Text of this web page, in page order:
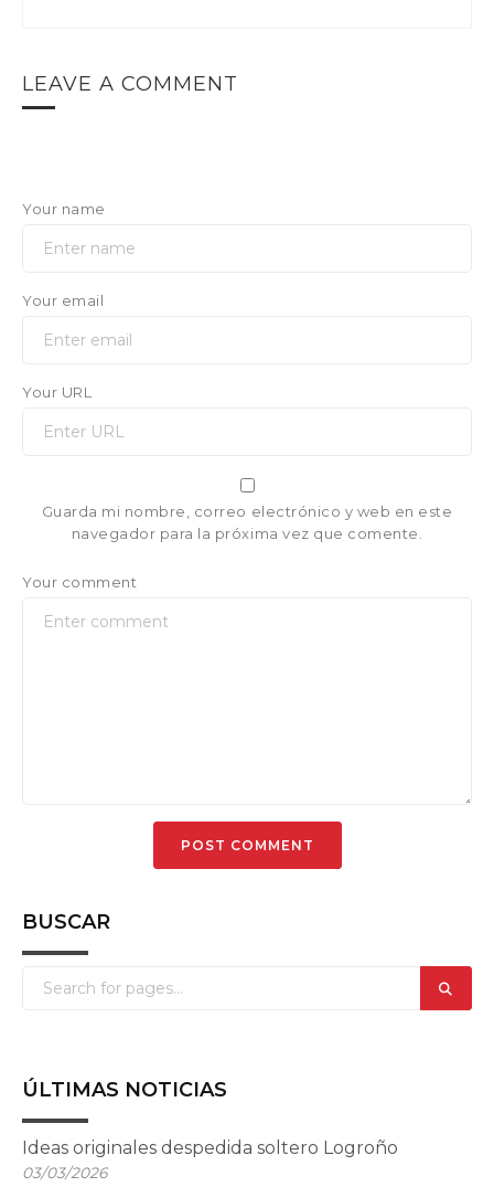
LEAVE A COMMENT
Your name
Your email
Your URL
Guarda mi nombre, correo electrónico y web en este
navegador para la próxima vez que comente.
Your comment
BUSCAR
ÚLTIMAS NOTICIAS
Ideas originales despedida soltero Logroño
03/03/2026